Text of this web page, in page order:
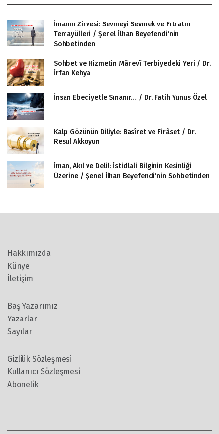
İmanın Zirvesi: Sevmeyi Sevmek ve Fıtratın
Temayülleri / Şenel İlhan Beyefendi’nin
Sohbetinden
Sohbet ve Hizmetin Mânevî Terbiyedeki Yeri / Dr.
İrfan Kehya
İnsan Ebediyetle Sınanır… / Dr. Fatih Yunus Özel
Kalp Gözünün Diliyle: Basîret ve Firâset / Dr.
Resul Akkoyun
İman, Akıl ve Delil: İstidlali Bilginin Kesinliği
Üzerine / Şenel İlhan Beyefendi’nin Sohbetinden
Hakkımızda
Künye
İletişim
Baş Yazarımız
Yazarlar
Sayılar
Gizlilik Sözleşmesi
Kullanıcı Sözleşmesi
Abonelik